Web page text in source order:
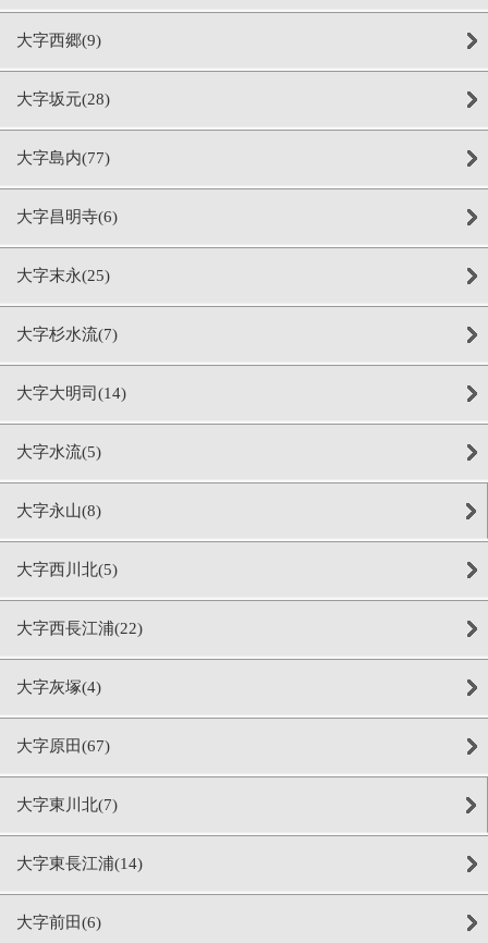
大字西郷(9)
大字坂元(28)
大字島内(77)
大字昌明寺(6)
大字末永(25)
大字杉水流(7)
大字大明司(14)
大字水流(5)
大字永山(8)
大字西川北(5)
大字西長江浦(22)
大字灰塚(4)
大字原田(67)
大字東川北(7)
大字東長江浦(14)
大字前田(6)